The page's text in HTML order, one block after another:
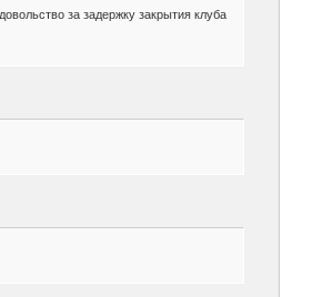
за задержку закрытия клуба